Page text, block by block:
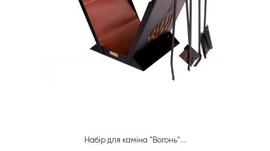
Набір для каміна "Вогонь"...